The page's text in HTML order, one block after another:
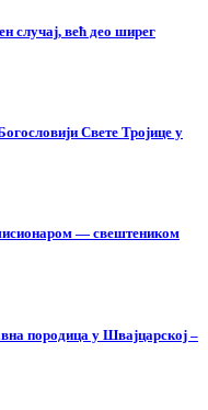
случај, већ део ширег
Свете Тројице у
— свештеником
породица у Швајцарској –